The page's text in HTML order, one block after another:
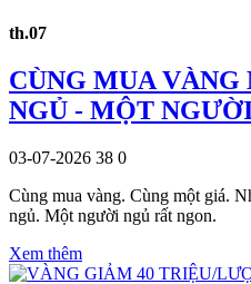
th.07
CÙNG MUA
NGỦ - MỘT
03-07-2026 38 0
Cùng mua vàng. Cùng một giá.
ngủ. Một người ngủ rất ngon.
Xem thêm